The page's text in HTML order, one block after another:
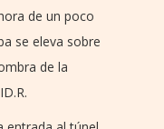
de un poco
se eleva sobre
de la